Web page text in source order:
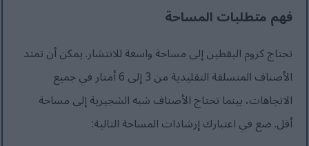
فهم متطلبات المساحة
تحتاج كروم اليقطين إلى مساحة واسعة للانتشار. يمكن أن تمتد
الأصناف المتسلقة التقليدية من 3 إلى 6 أمتار في جميع
الاتجاهات، بينما تحتاج الأصناف شبه الشجيرية إلى مساحة
أقل. ضع في اعتبارك إرشادات المساحة التالية: